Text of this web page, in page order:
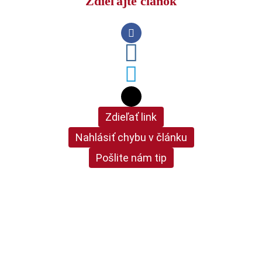
Zdieľať link
Nahlásiť chybu v článku
Pošlite nám tip